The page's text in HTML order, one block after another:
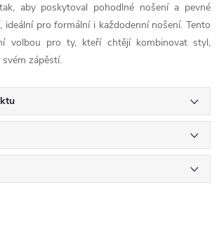
aby poskytoval pohodlné nošení a pevné
ideální pro formální i každodenní nošení. Tento
volbou pro ty, kteří chtějí kombinovat styl,
zápěstí.